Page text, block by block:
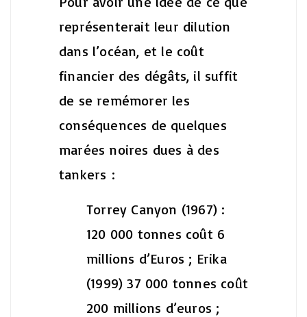
représenterait leur dilution
dans l’océan, et le coût
financier des dégâts, il suffit
de se remémorer les
conséquences de quelques
marées noires dues à des
tankers :
Torrey Canyon (1967) :
120 000 tonnes coût 6
millions d’Euros ; Erika
(1999) 37 000 tonnes coût
200 millions d’euros ;